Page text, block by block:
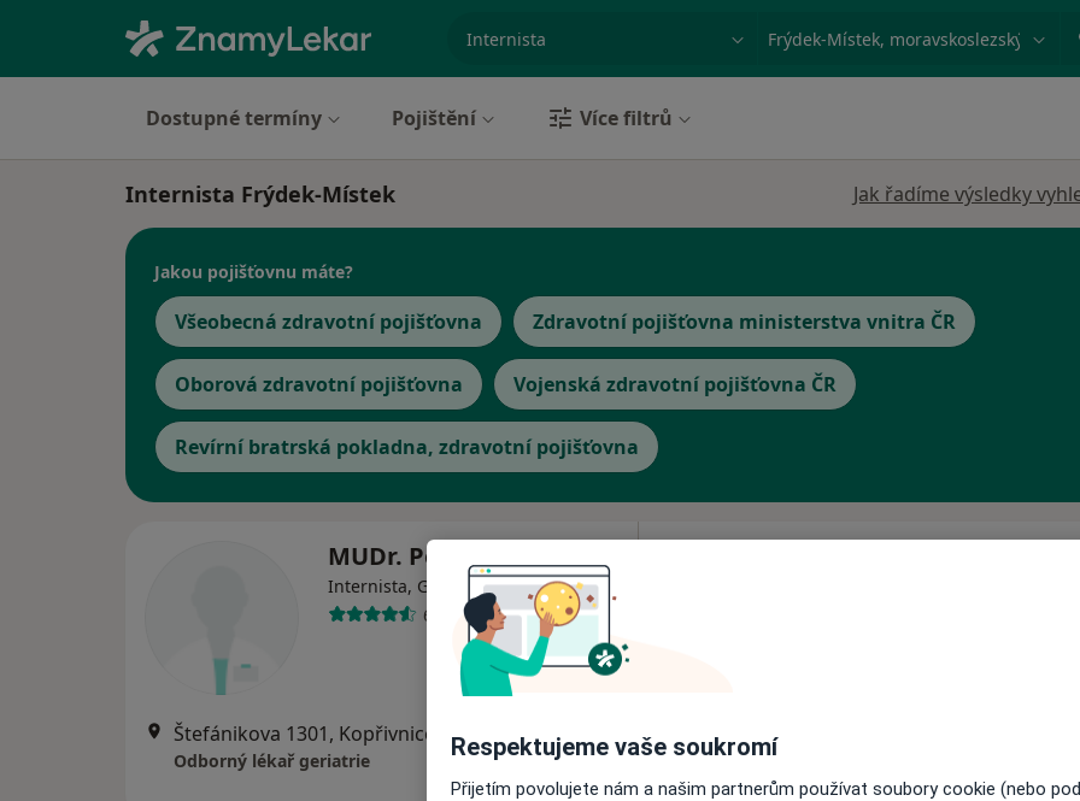
Město nebo region
Dostupné termíny Pojištění Více filtrů
Internista Frýdek-Místek Jak řadíme výsledky
Jakou pojišťovnu máte?
Všeobecná zdravotní pojišťovna Zdravotní pojišťovna ministerstva vnitra ČR
Oborová zdravotní pojišťovna Vojenská zdravotní pojišťovna ČR
Revírní bratrská pokladna, zdravotní pojišťovna
MUDr. Petr Huvar
Internista, Gastroenterolog
6 názorů
Štefánikova 1301, Kopřivnice Mapa
Odborný lékař geriatrie Respektujeme vaše soukromí
Přijetím povolujete nám a našim partnerům používat soubory cookie (nebo